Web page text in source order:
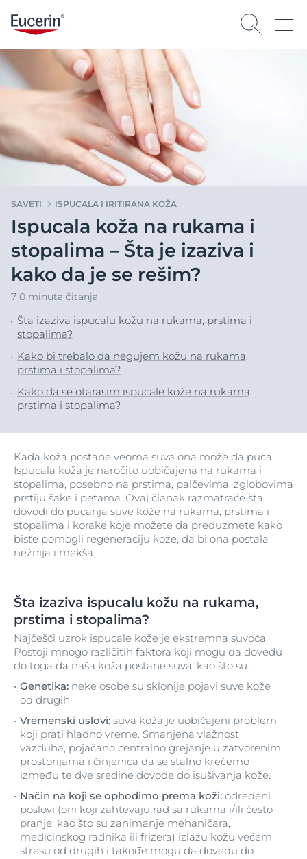
SAVETI ISPUCALA I IRITIRANA KOŽA
Ispucala koža na rukama i
stopalima – Šta je izaziva i
kako da je se rešim?
7 0 minuta čitanja
Šta izaziva ispucalu kožu na rukama, prstima i
stopalima?
Kako bi trebalo da negujem kožu na rukama,
prstima i stopalima?
Kako da se otarasim ispucale kože na rukama,
prstima i stopalima?
Kada koža postane veoma suva ona može da puca.
Ispucala koža je naročito uobičajena na rukama i
stopalima, posebno na prstima, palčevima, zglobovima
prstiju šake i petama. Ovaj članak razmatraće šta
dovodi do pucanja suve kože na rukama, prstima i
stopalima i korake koje možete da preduzmete kako
biste pomogli regeneraciju kože, da bi ona postala
nežnija i mekša.
Šta izaziva ispucalu kožu na rukama,
prstima i stopalima?
Najčešći uzrok ispucale kože je ekstremna suvoća.
Postoji mnogo različitih faktora koji mogu da dovedu
do toga da naša koža postane suva, kao što su:
Genetika: neke osobe su sklonije pojavi suve kože
od drugih.
Vremenski uslovi: suva koža je uobičajeni problem
koji prati hladno vreme. Smanjena vlažnost
vazduha, pojačano centralno grejanje u zatvorenim
prostorijama i činjenica da se stalno krećemo
između te dve sredine dovode do isušivanja kože.
Način na koji se ophodimo prema koži: određeni
poslovi (oni koji zahtevaju rad sa rukama i/ili često
pranje, kao što su zanimanje mehaničara,
medicinskog radnika ili frizera) izlažu kožu većem
stresu od drugih i takođe mogu da dovedu do